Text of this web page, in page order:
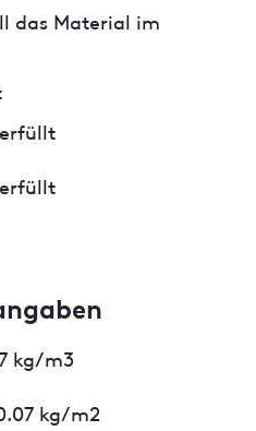
das Material im
kg/m3
kg/m2